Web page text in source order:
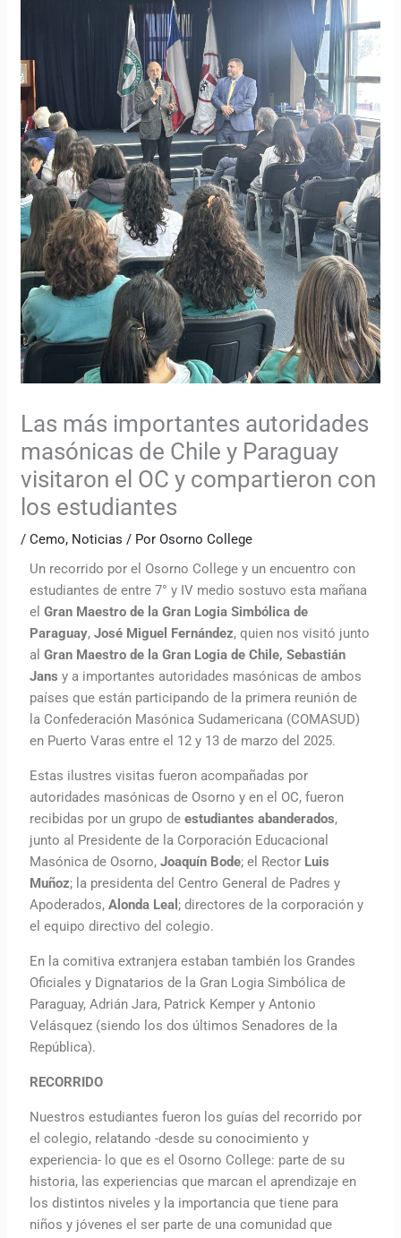
Las más importantes autoridades
masónicas de Chile y Paraguay
visitaron el OC y compartieron con
los estudiantes
/Cemo, Noticias / PorOsorno College
Un recorrido por el Osorno College y un encuentro con
estudiantes de entre 7° y IV medio sostuvo esta mañana
el Gran Maestro de la Gran Logia Simbólica de
Paraguay,José Miguel Fernández, quien nos visitó junto
alGran Maestro de la Gran Logia de Chile, Sebastián
Jans y a importantes autoridades masónicas de ambos
países que están participando de la primera reunión de
la Confederación Masónica Sudamericana (COMASUD)
en Puerto Varas entre el 12 y 13 de marzo del 2025.
Estas ilustres visitas fueron acompañadas por
autoridades masónicas de Osorno y en el OC, fueron
recibidas por un grupo deestudiantes abanderados,
junto al Presidente de la Corporación Educacional
Masónica de Osorno,Joaquín Bode; el Rector Luis
Muñoz; la presidenta del Centro General de Padres y
Apoderados,Alonda Leal ; directores de la corporación y
el equipo directivo del colegio.
En la comitiva extranjera estaban también los Grandes
Oficiales y Dignatarios de la Gran Logia Simbólica de
Paraguay, Adrián Jara, Patrick Kemper y Antonio
Velásquez (siendo los dos últimos Senadores de la
República).
RECORRIDO
Nuestros estudiantes fueron los guías del recorrido por
el colegio, relatando -desde su conocimiento y
experiencia- lo que es el Osorno College: parte de su
historia, las experiencias que marcan el aprendizaje en
los distintos niveles y la importancia que tiene para
niños y jóvenes el ser parte de una comunidad que